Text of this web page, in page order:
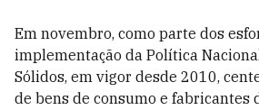
Em novembro, como parte dos
implementação da Política
Sólidos, em vigor desde 2010,
de bens de consumo e fabricantes